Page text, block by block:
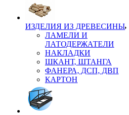
ИЗДЕЛИЯ ИЗ ДРЕВЕСИНЫ
ЛАМЕЛИ И
ЛАТОДЕРЖАТЕЛИ
НАКЛАДКИ
ШКАНТ, ШТАНГА
ФАНЕРА, ДСП, ДВП
КАРТОН